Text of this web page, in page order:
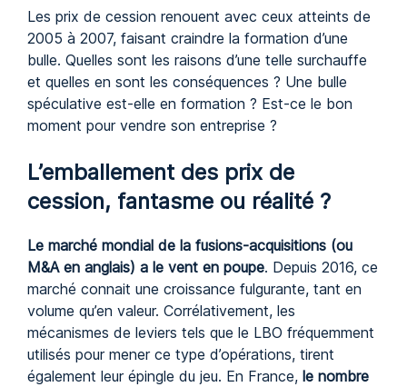
Les prix de cession renouent avec ceux atteints de
2005 à 2007, faisant craindre la formation d’une
bulle. Quelles sont les raisons d’une telle surchauffe
et quelles en sont les conséquences ? Une bulle
spéculative est-elle en formation ? Est-ce le bon
moment pour vendre son entreprise ?
L’emballement des prix de
cession, fantasme ou réalité ?
Le marché mondial de la fusions-acquisitions (ou
M&A en anglais) a le vent en poupe. Depuis 2016, ce
marché connait une croissance fulgurante, tant en
volume qu’en valeur. Corrélativement, les
mécanismes de leviers tels que le LBO fréquemment
utilisés pour mener ce type d’opérations, tirent
également leur épingle du jeu. En France, le nombre